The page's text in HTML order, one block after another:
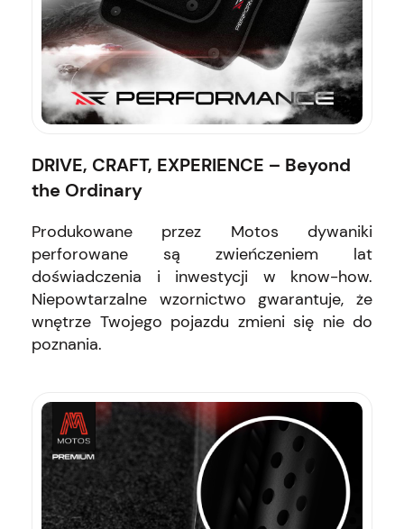
DRIVE, CRAFT, EXPERIENCE – Beyond
the Ordinary
Produkowane przez Motos dywaniki
perforowane są zwieńczeniem lat
doświadczenia i inwestycji w know-how.
Niepowtarzalne wzornictwo gwarantuje, że
wnętrze Twojego pojazdu zmieni się nie do
poznania.